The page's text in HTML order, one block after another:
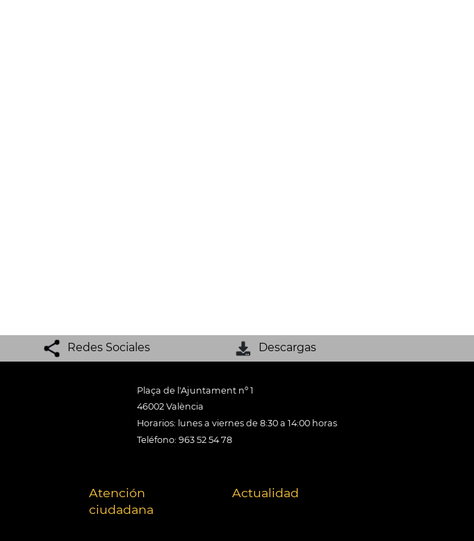
Redes Sociales Descargas
Plaça de l'Ajuntament nº 1
46002 València
Horarios: lunes a viernes de 8:30 a 14:00 horas
Teléfono: 963 52 54 78
Atención
ciudadana
Actualidad